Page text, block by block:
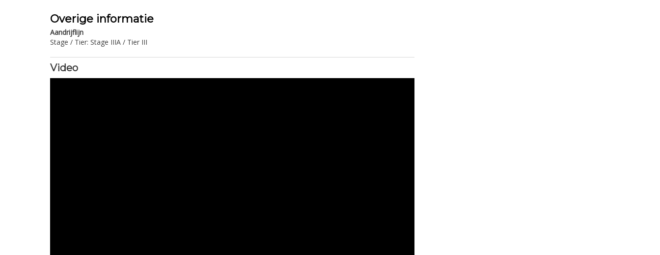
Overige informatie
Aandrijflijn
Stage / Tier: Stage IIIA / Tier III
Video